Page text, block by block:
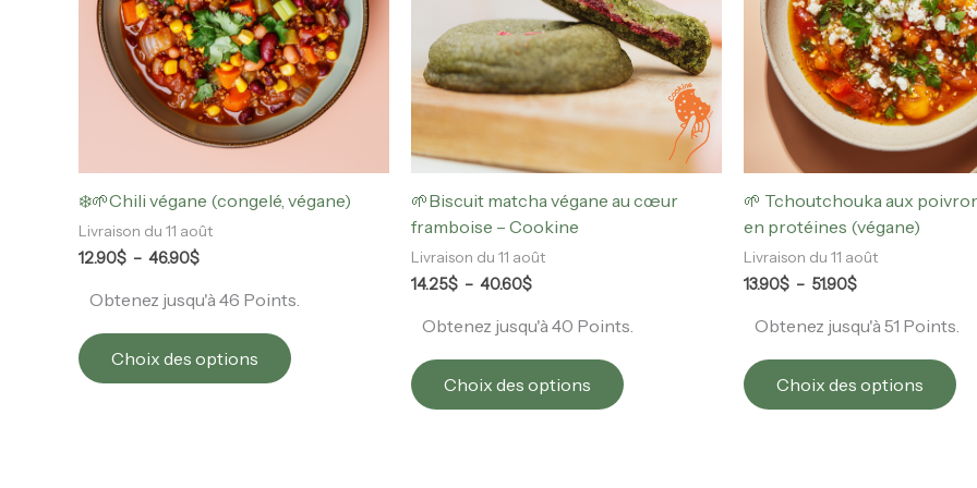
❄️🌱Chili végane (congelé, végane)
Livraison du 11 août
12.90$ – 46.90$
Obtenez jusqu'à 46 Points.
Choix des options
Les
options
peuvent
être
choisies
sur
du
🌱Biscuit matcha végane au cœur
framboise – Cookine
Livraison du 11 août
14.25$ – 40.60$
Obtenez jusqu'à 40 Points.
Choix des options
Les
options
peuvent
être
choisies
sur
🌱 Tchoutchouka aux
en protéines (végane)
Livraison du 11 août
13.90$ – 51.90$
Obtenez jusqu'à 51 Points.
Choix des options
sur
la